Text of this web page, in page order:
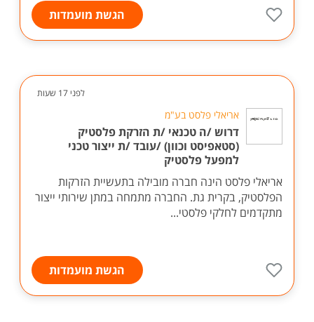
הגשת מועמדות
לפני 17 שעות
אריאלי פלסט בע"מ
דרוש /ה טכנאי /ת הזרקת פלסטיק
(סטאפיסט וכוון) /עובד /ת ייצור טכני
למפעל פלסטיק
אריאלי פלסט הינה חברה מובילה בתעשיית הזרקות
הפלסטיק, בקרית גת. החברה מתמחה במתן שירותי ייצור
מתקדמים לחלקי פלסטי...
הגשת מועמדות